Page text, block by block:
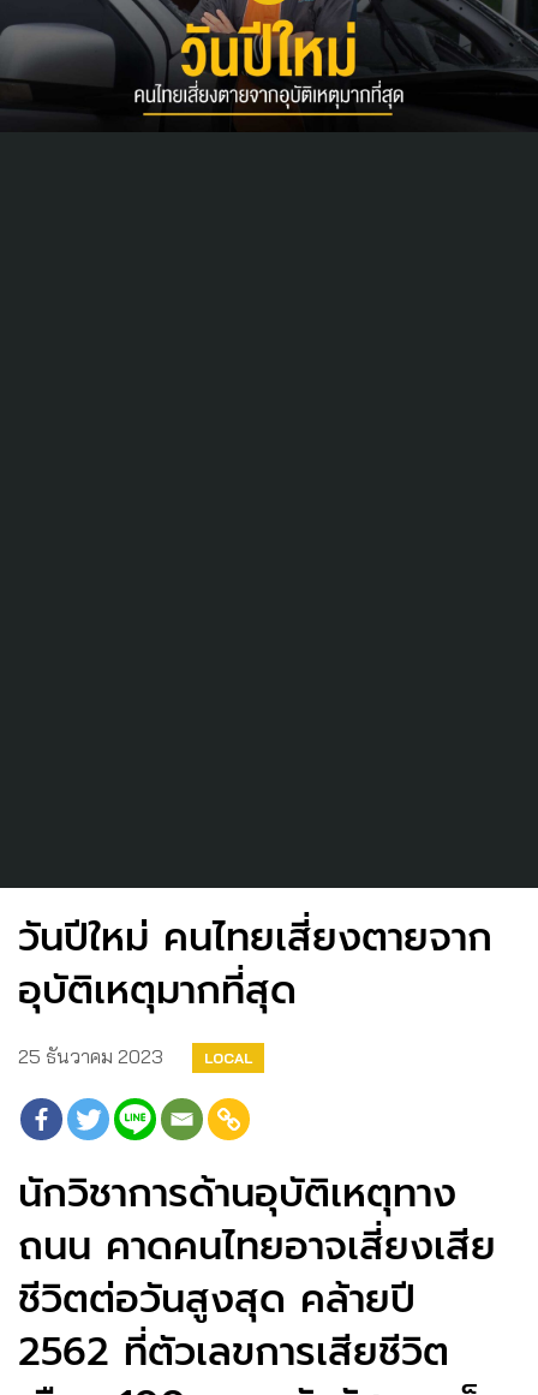
วันปีใหม่ คนไทยเสี่ยงตายจาก
อุบัติเหตุมากที่สุด
25 ธันวาคม 2023 LOCAL
นักวิชาการด้านอุบัติเหตุทาง
ถนน คาดคนไทยอาจเสี่ยงเสีย
ชีวิตต่อวันสูงสุด คล้ายปี
2562 ที่ตัวเลขการเสียชีวิต